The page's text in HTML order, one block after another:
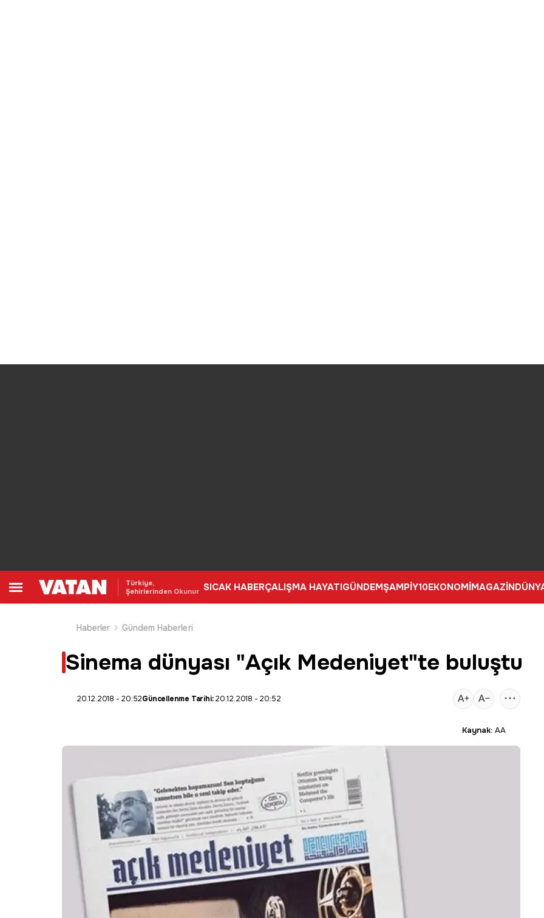
Türkiye,
Şehirlerinden Okunur SICAK HABERÇALIŞMA HAYATIGÜNDEMŞAMPİY10EKONOMİMAGAZİN
Haberler
Gündem Haberleri
Sinema dünyası "Açık Medeniyet"te buluştu
20.12.2018 - 20:52Güncellenme Tarihi:20.12.2018 - 20:52
Kaynak: AA